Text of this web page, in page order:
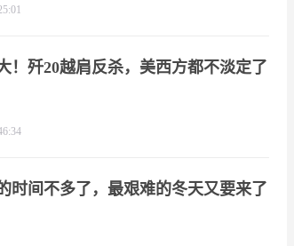
！歼20越肩反杀，美西方都不淡定了
时间不多了，最艰难的冬天又要来了